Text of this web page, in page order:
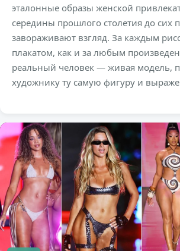
эталонные образы женской
середины прошлого столетия до сих
завораживают взгляд. За каждым
плакатом, как и за любым
реальный человек — живая модель,
художнику ту самую фигуру и